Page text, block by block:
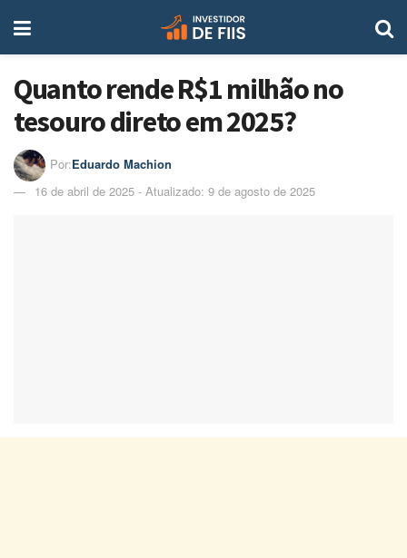
Quanto rende R$1 milhão no
tesouro direto em 2025?
Por:Eduardo Machion
16 de abril de 2025 - Atualizado: 9 de agosto de 2025